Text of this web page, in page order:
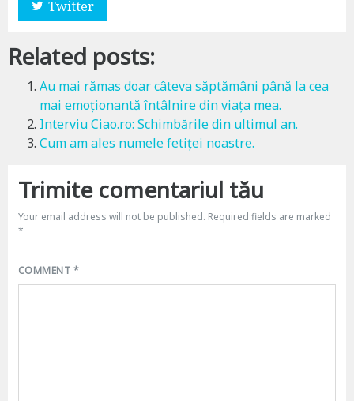
Twitter
Related posts:
Au mai rămas doar câteva săptămâni până la cea
mai emoționantă întâlnire din viața mea.
Interviu Ciao.ro: Schimbările din ultimul an.
Cum am ales numele fetiței noastre.
Trimite comentariul tău
Your email address will not be published. Required fields are marked
*
COMMENT *